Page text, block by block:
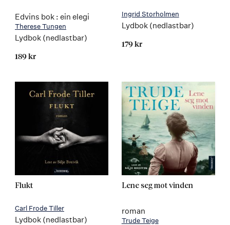
Edvins bok : ein elegi
Therese Tungen
Lydbok (nedlastbar)
189 kr
Ingrid Storholmen
Lydbok (nedlastbar)
179 kr
Flukt
Carl Frode Tiller
Lydbok (nedlastbar)
Lene seg mot vinden
roman
Trude Teige